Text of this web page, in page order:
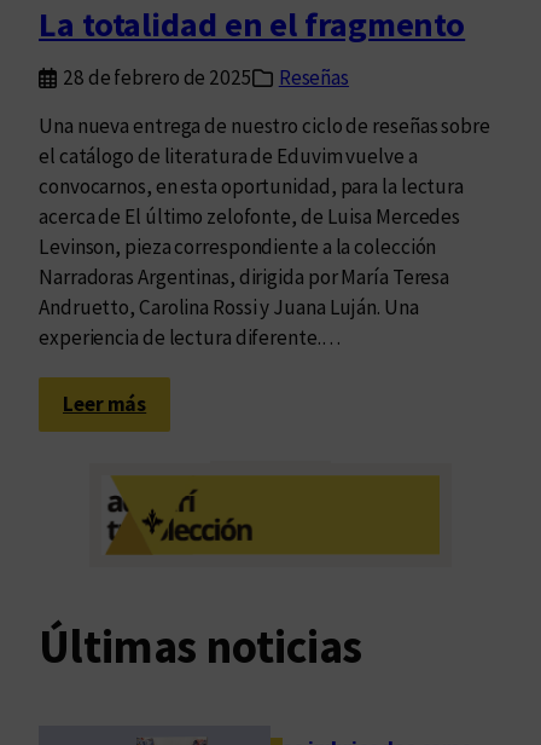
La totalidad en el fragmento
28 de febrero de 2025
Reseñas
Una nueva entrega de nuestro ciclo de reseñas sobre
el catálogo de literatura de Eduvim vuelve a
convocarnos, en esta oportunidad, para la lectura
acerca de El último zelofonte, de Luisa Mercedes
Levinson, pieza correspondiente a la colección
Narradoras Argentinas, dirigida por María Teresa
Andruetto, Carolina Rossi y Juana Luján. Una
experiencia de lectura diferente.…
Leer más:
L
o
t
i
d
Últimas noticias